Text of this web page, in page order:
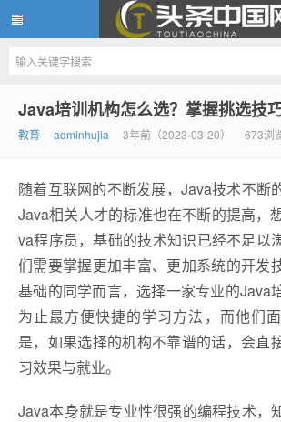
头条中国网
Java培训机构怎么选？掌握挑选技
教育 adminhujia 3年前（2023-03-20） 673浏
随着互联网的不断发展，Java技术不断
Java相关人才的标准也在不断的提高，
va程序员，基础的技术知识已经不足以
们需要掌握更加丰富、更加系统的开发
基础的同学而言，选择一家专业的Java
为止最方便快捷的学习方法，而他们
是，如果选择的机构不靠谱的话，会直
习效果与就业。
Java本身就是专业性很强的编程技术，